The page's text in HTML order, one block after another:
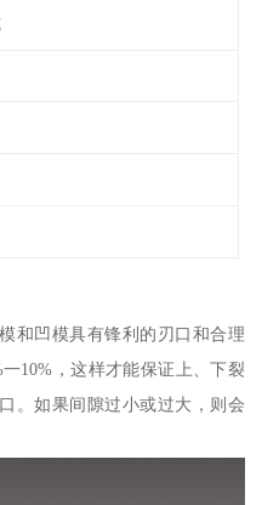
和凹模具有锋利的刃口和合理
10%，这样才能保证上、下裂
。如果间隙过小或过大，则会